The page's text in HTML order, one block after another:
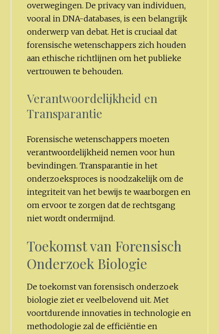
overwegingen. De privacy van individuen,
vooral in DNA-databases, is een belangrijk
onderwerp van debat. Het is cruciaal dat
forensische wetenschappers zich houden
aan ethische richtlijnen om het publieke
vertrouwen te behouden.
Verantwoordelijkheid en
Transparantie
Forensische wetenschappers moeten
verantwoordelijkheid nemen voor hun
bevindingen. Transparantie in het
onderzoeksproces is noodzakelijk om de
integriteit van het bewijs te waarborgen en
om ervoor te zorgen dat de rechtsgang
niet wordt ondermijnd.
Toekomst van Forensisch
Onderzoek Biologie
De toekomst van forensisch onderzoek
biologie ziet er veelbelovend uit. Met
voortdurende innovaties in technologie en
methodologie zal de efficiëntie en